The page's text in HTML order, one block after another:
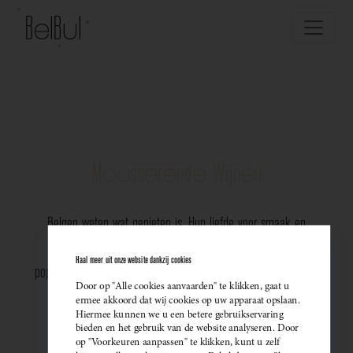
Belgen weten wat genieten is. Hun liefde voor smaak en
populariteit van Belgische mousserende wijnen. Meer dan ooit
kiezen ze bewust voor lokale bubbels — ideaal als
sprankelend aperitief of als verfijnde match bij een
gastronomisch diner. Santé!
Haal meer uit onze website dankzij cookies
Door op "Alle cookies aanvaarden" te klikken, gaat u
ermee akkoord dat wij cookies op uw apparaat opslaan.
Hiermee kunnen we u een betere gebruikservaring
bieden en het gebruik van de website analyseren. Door
op "Voorkeuren aanpassen" te klikken, kunt u zelf